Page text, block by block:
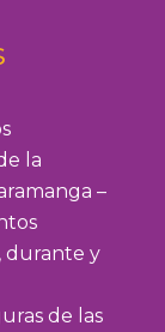
la
–
durante y
de las